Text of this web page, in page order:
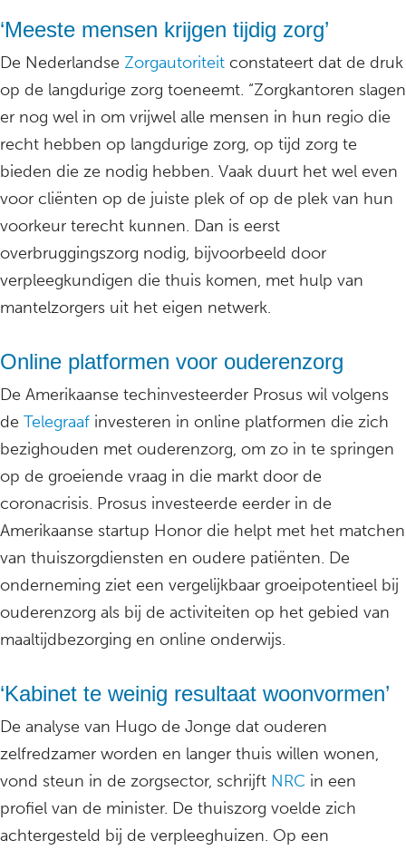
‘Meeste mensen krijgen tijdig zorg’
De Nederlandse Zorgautoriteit constateert dat de druk
op de langdurige zorg toeneemt. “Zorgkantoren slagen
er nog wel in om vrijwel alle mensen in hun regio die
recht hebben op langdurige zorg, op tijd zorg te
bieden die ze nodig hebben. Vaak duurt het wel even
voor cliënten op de juiste plek of op de plek van hun
voorkeur terecht kunnen. Dan is eerst
overbruggingszorg nodig, bijvoorbeeld door
verpleegkundigen die thuis komen, met hulp van
mantelzorgers uit het eigen netwerk.
Online platformen voor ouderenzorg
De Amerikaanse techinvesteerder Prosus wil volgens
de Telegraaf investeren in online platformen die zich
bezighouden met ouderenzorg, om zo in te springen
op de groeiende vraag in die markt door de
coronacrisis. Prosus investeerde eerder in de
Amerikaanse startup Honor die helpt met het matchen
van thuiszorgdiensten en oudere patiënten. De
onderneming ziet een vergelijkbaar groeipotentieel bij
ouderenzorg als bij de activiteiten op het gebied van
maaltijdbezorging en online onderwijs.
‘Kabinet te weinig resultaat woonvormen’
De analyse van Hugo de Jonge dat ouderen
zelfredzamer worden en langer thuis willen wonen,
vond steun in de zorgsector, schrijft NRC in een
profiel van de minister. De thuiszorg voelde zich
achtergesteld bij de verpleeghuizen. Op een